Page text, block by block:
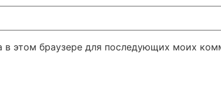
этом браузере для последующих моих